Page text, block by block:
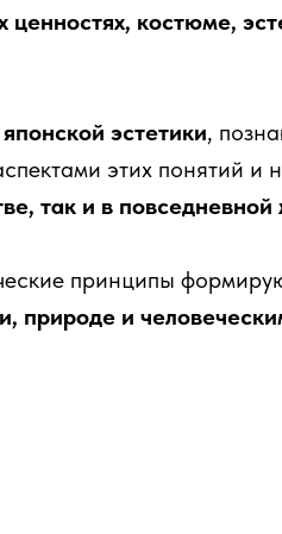
костюме,
эстетики,
этих понятий и
так и в
принципы
природе и